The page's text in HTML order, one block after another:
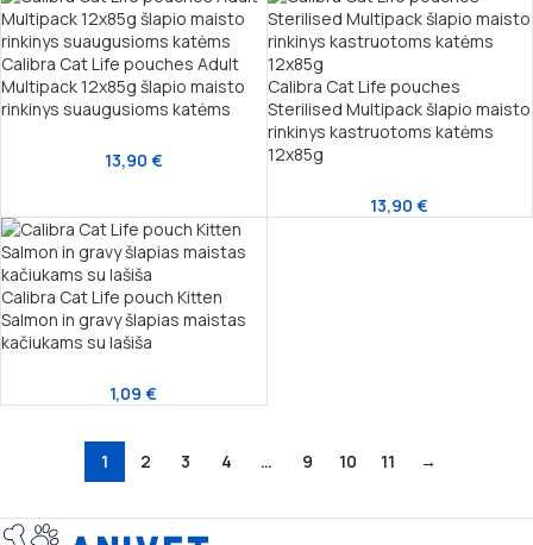
Calibra Cat Life pouches Adult
Multipack 12x85g šlapio maisto
rinkinys suaugusioms katėms
13,90 €
Calibra Cat Life pouches
Sterilised Multipack šlapio maisto
rinkinys kastruotoms katėms
12x85g
13,90€
Calibra Cat Life pouch Kitten
Salmon in gravy šlapias maistas
kačiukams su lašiša
1,09€
1 2 3 4 … 9 10 11 →